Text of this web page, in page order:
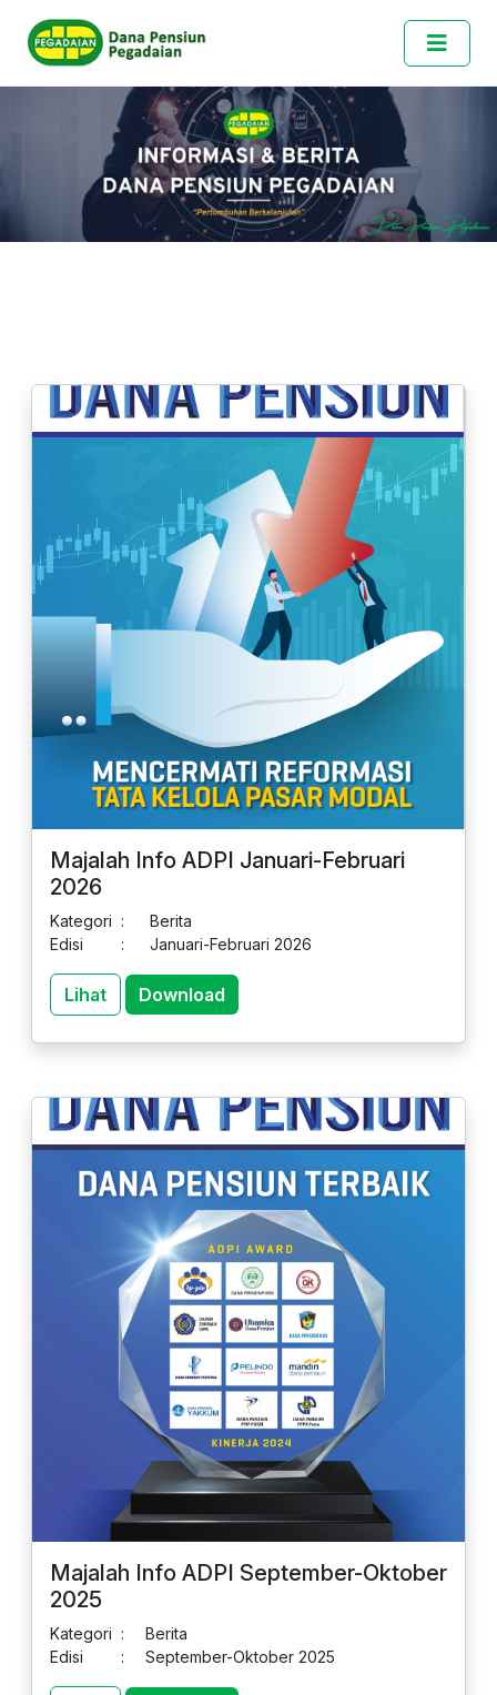
Majalah Info ADPI Januari-Februari
2026
Kategori :
Berita
Edisi
: Januari-Februari 2026
Lihat Download
Majalah Info ADPI September-Oktober
2025
Kategori :
Berita
Edisi
: September-Oktober 2025